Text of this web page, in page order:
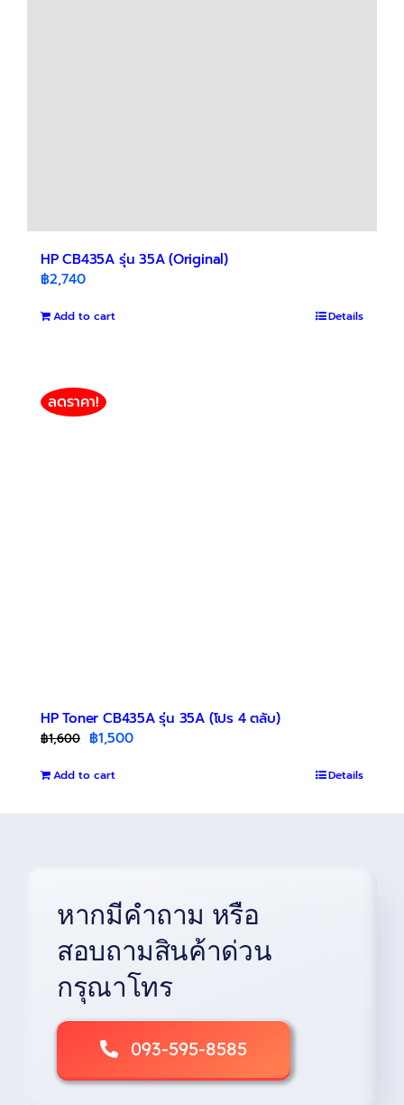
HP CB435A รุ่น 35A (Original)
฿2,740
Add to cart Details
ลดราคา!
HP Toner CB435A รุ่น 35A (โปร 4 ตลับ)
฿1,600 Original
was:
฿1,500Current
Add to cart Details
หากมีคำถาม หรือ
สอบถามสินค้าด่วน
กรุณาโทร
093-595-8585